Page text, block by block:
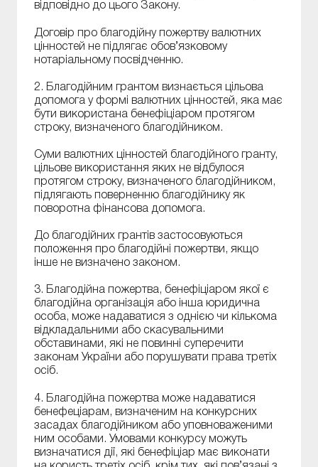
відповідно до цього Закону.
Договір про благодійну пожертву валютних
цінностей не підлягає обов’язковому
нотаріальному посвідченню.
2. Благодійним грантом визнається цільова
допомога у формі валютних цінностей, яка має
бути використана бенефіціаром протягом
строку, визначеного благодійником.
Суми валютних цінностей благодійного гранту,
цільове використання яких не відбулося
протягом строку, визначеного благодійником,
підлягають поверненню благодійнику як
поворотна фінансова допомога.
До благодійних грантів застосовуються
положення про благодійні пожертви, якщо
інше не визначено законом.
3. Благодійна пожертва, бенефіціаром якої є
благодійна організація або інша юридична
особа, може надаватися з однією чи кількома
відкладальними або скасувальними
обставинами, які не повинні суперечити
законам України або порушувати права третіх
осіб.
4. Благодійна пожертва може надаватися
бенефеціарам, визначеним на конкурсних
засадах благодійником або уповноваженими
ним особами. Умовами конкурсу можуть
визначатися дії, які бенефіціар має виконати